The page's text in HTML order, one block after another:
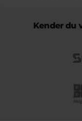
Kender du